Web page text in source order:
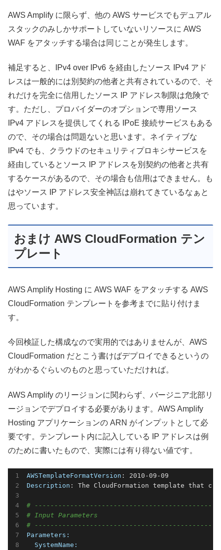
AWS Amplify に限らず、他の AWS サービスでもデュアル
スタックのみしかサポートしていないリソースに AWS
WAF をアタッチする場合は同じことが発生します。
補足すると、IPv4 over IPv6 を経由したソース IPv4 アド
レスは一般的には別契約の他者と共有されているので、そ
れだけを完全に信用したソース IP アドレス制限は危険で
す。ただし、プロバイダーのオプションで専用ソース
IPv4 アドレスを提供してくれる IPoE 接続サービスもある
ので、その場合は問題ないと思います。ネイティブな
IPv4 でも、クラウドのセキュリティプロキシサービスを
経由しているとソース IP アドレスを別契約の他者と共有
するケースがあるので、その場合も信用はできません。も
はやソース IP アドレス安全神話は崩れてきているなぁと
思っています。
おまけ AWS CloudFormation テン
プレート
AWS Amplify Hosting に AWS WAF をアタッチする AWS
CloudFormation テンプレートを参考までに貼り付けま
す。
今回検証した構成なので実用的ではありませんが、AWS
CloudFormation だとこう書けばデプロイできるというの
がわかるぐらいのものと思っていただければ。
AWS Amplify のリージョンに関わらず、バージニア北部リ
ージョンでデプロイする必要があります。AWS Amplify
Hosting アプリケーションの ARN がインプットとして必
要です。テンプレート内に記入している IP アドレスは例
のために書いたもので、実際には有り得ない値です。
AWSTemplateFormatVersion
Description : The CloudFormation template that
#
# Input Parameters
#
Parameters:
  SystemName: